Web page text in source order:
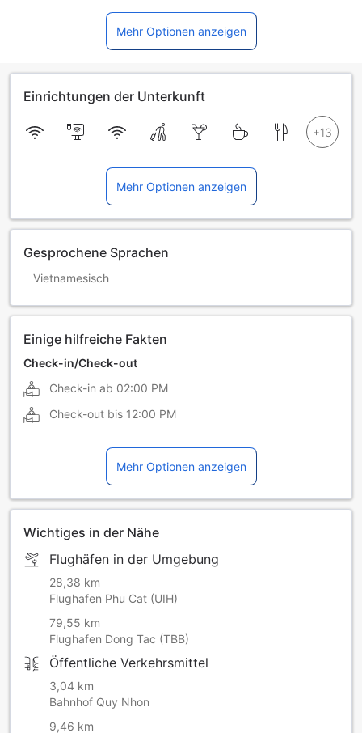
Mehr Optionen anzeigen
Einrichtungen der Unterkunft
Mehr Optionen anzeigen
Gesprochene Sprachen
Vietnamesisch
Einige hilfreiche Fakten
Check-in/Check-out
Check-in ab 02:00 PM
Check-out bis 12:00 PM
Mehr Optionen anzeigen
Wichtiges in der Nähe
Flughäfen in der Umgebung
28,38 km
Flughafen Phu Cat (UIH)
79,55 km
Flughafen Dong Tac (TBB)
Öffentliche Verkehrsmittel
3,04 km
Bahnhof Quy Nhon
9,46 km